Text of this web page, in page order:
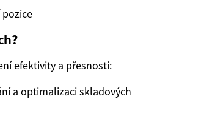
efektivity a přesnosti:
a optimalizaci skladových